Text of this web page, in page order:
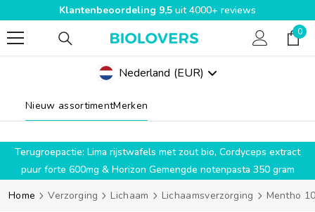
SPRING NAAR INHOUD
Klantenbeoordeling 9,5 uit 4000+ reviews
0
0
Geolocation Button Mobile: Nederland, EUR
Nederland (EUR)
Nieuw assortimentMerken
Terugroepactie: Lima rijstwafels met zout bio, Cordyceps extract
puur forte 600mg & Horizon Gemengde notenpasta 350 gram
Home
Verzorging Lichaam Lichaamsverzorging Mentho